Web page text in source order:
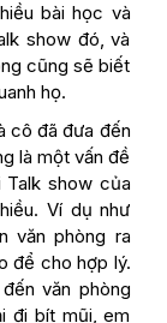
bài học và
show đó, và
cũng sẽ biết
họ.
cô đã đưa đến
là một vấn đề
Talk show của
Ví dụ như
văn phòng ra
để cho hợp lý.
văn phòng
đi bít mũi, em